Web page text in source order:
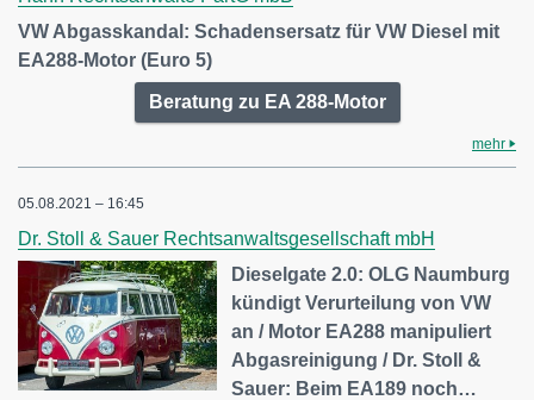
VW Abgasskandal: Schadensersatz für VW Diesel mit
EA288-Motor (Euro 5)
Beratung zu EA 288-Motor
mehr
05.08.2021 – 16:45
Dr. Stoll & Sauer Rechtsanwaltsgesellschaft mbH
Dieselgate 2.0: OLG Naumburg
kündigt Verurteilung von VW
an / Motor EA288 manipuliert
Abgasreinigung / Dr. Stoll &
Sauer: Beim EA189 noch…